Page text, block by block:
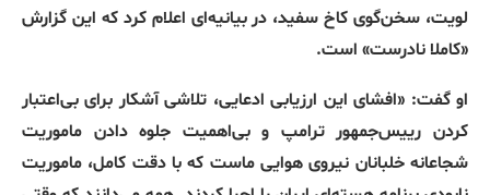
لویت، سخن‌گوی کاخ سفید، در بیانیه‌ای اعلام کرد که این گزارش
«کاملا نادرست» است.
او گفت: «افشای این ارزیابی ادعایی، تلاشی آشکار برای بی‌اعتبار
کردن رییس‌جمهور ترامپ و بی‌اهمیت جلوه دادن ماموریت
شجاعانه خلبانان نیروی هوایی ماست که با دقت کامل، ماموریت